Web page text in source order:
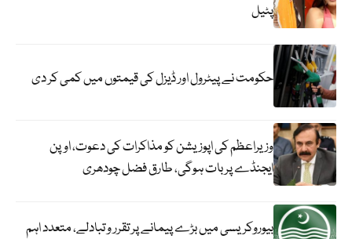
پٹیل
حکومت نے پیٹرول اور ڈیزل کی قیمتوں میں کمی کر دی
وزیراعظم کی اپوزیشن کو مذاکرات کی دعوت، اوپن
ایجنڈے پر بات ہوگی، طارق فضل چودھری
بیوروکریسی میں بڑے پیمانے پر تقرر و تبادلے، متعدد اہم